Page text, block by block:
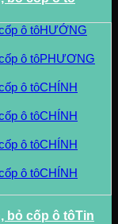
HƯỚNG
PHƯƠNG
CHÍNH
CHÍNH
CHÍNH
CHÍNH
Tin